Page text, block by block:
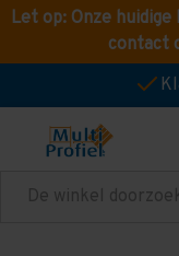
Let op: Onze
contact
Zoeken